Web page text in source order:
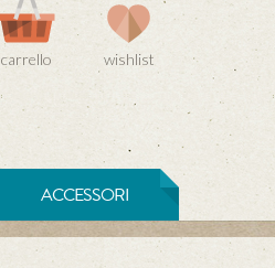
carrello wishlist
ACCESSORI